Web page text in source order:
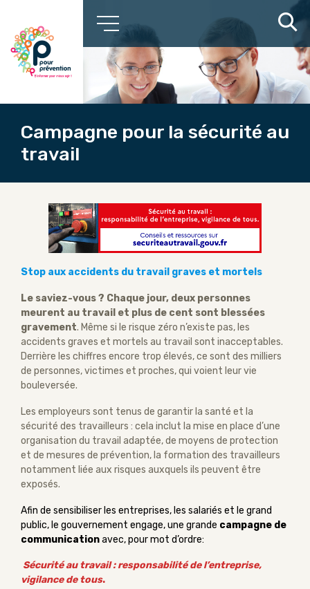
Campagne pour la sécurité au
travail
Stop aux accidents du travail graves et mortels
Le saviez-vous ? Chaque jour, deux personnes
meurent au travail et plus de cent sont blessées
gravement. Même si le risque zéro n’existe pas, les
accidents graves et mortels au travail sont inacceptables.
Derrière les chiffres encore trop élevés, ce sont des milliers
de personnes, victimes et proches, qui voient leur vie
bouleversée.
Les employeurs sont tenus de garantir la santé et la
sécurité des travailleurs : cela inclut la mise en place d’une
organisation du travail adaptée, de moyens de protection
et de mesures de prévention, la formation des travailleurs
notamment liée aux risques auxquels ils peuvent être
exposés.
Afin de sensibiliser les entreprises, les salariés et le grand
public, le gouvernement engage, une grande campagne de
communicationavec, pour mot d’ordre:
Sécurité au travail : responsabilité de l’entreprise,
vigilance de tous.